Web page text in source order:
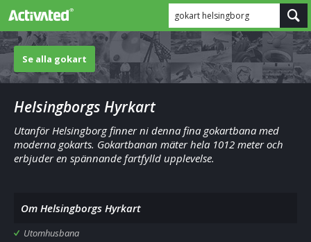
gokart helsingborg
Se alla gokart
Helsingborgs Hyrkart
Utanför Helsingborg finner ni denna fina gokartbana med
moderna gokarts. Gokartbanan mäter hela 1012 meter och
erbjuder en spännande fartfylld upplevelse.
Om Helsingborgs Hyrkart
Utomhusbana